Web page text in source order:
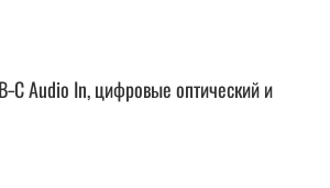
Audio In, цифровые оптический и